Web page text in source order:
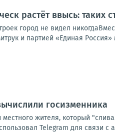
растёт ввысь: таких
город не видел
и партией «Единая
госизменника
жителя, который
Telegram для связи с